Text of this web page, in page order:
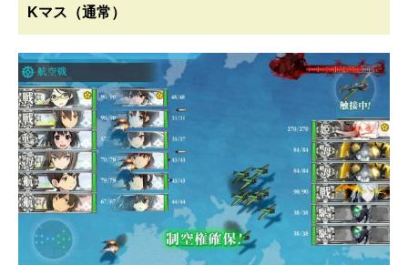
Kマス（通常）